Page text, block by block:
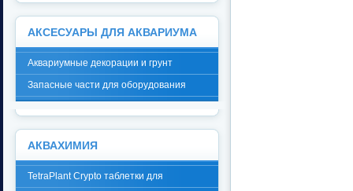
АКСЕСУАРЫ ДЛЯ АКВАРИУМА
Аквариумные декорации и грунт
Запасные части для оборудования
АКВАХИМИЯ
TetraPlant Crypto таблетки для